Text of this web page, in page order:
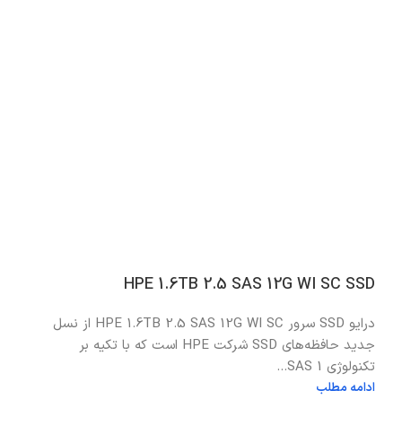
HPE 1.6TB 2.5 SAS 12G WI SC SSD
درایو SSD سرور HPE 1.6TB 2.5 SAS 12G WI SC از نسل
جدید حافظه‌های SSD شرکت HPE است که با تکیه بر
تکنولوژی SAS 1...
ادامه مطلب